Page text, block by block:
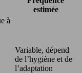
estimée
à
Variable, dépend
de l’hygiène et de
l’adaptation